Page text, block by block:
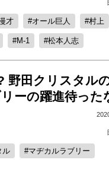
才 オール巨人 村上
M-1 松本人志
野田クリスタル
ーの躍進待った
ル マヂカルラブリー